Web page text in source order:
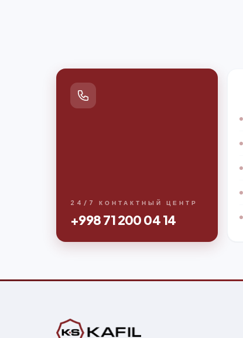
24/7 КОНТАКТНЫЙ ЦЕНТР
+998 71 200 04 14